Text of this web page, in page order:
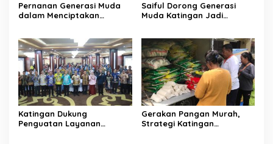
Pernanan Generasi Muda
dalam Menciptakan
Saiful Dorong Generasi
Muda Katingan Jadi
Katingan Dukung
Penguatan Layanan
Gerakan Pangan Murah,
Strategi Katingan